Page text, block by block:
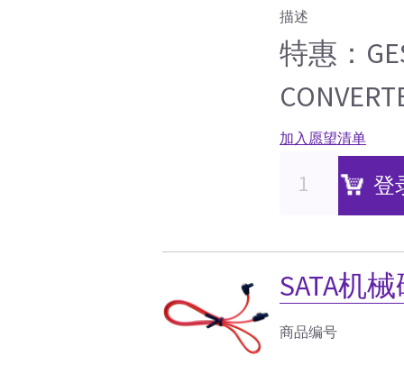
描述
特惠：
加入愿望清单
登
SATA机
商品编号